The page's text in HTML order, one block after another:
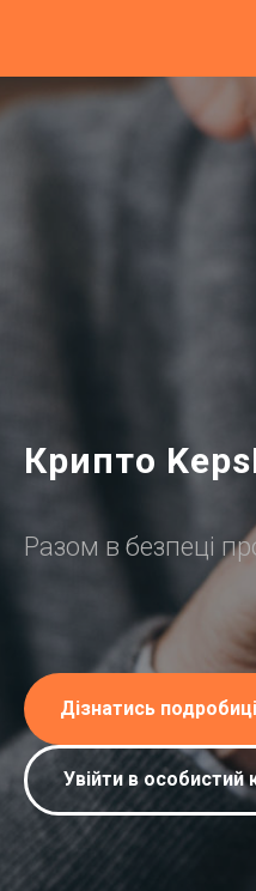
Крипто
Разом в безпеці
Дізнатись
Увійти в особистий